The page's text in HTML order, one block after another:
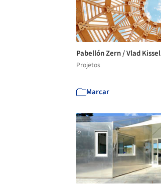
Pabellón Zern / Vlad Kissel
Projetos
Marcar